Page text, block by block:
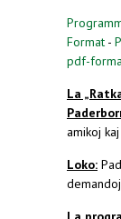
Format -
pdf-
La
amikoj
Loko: